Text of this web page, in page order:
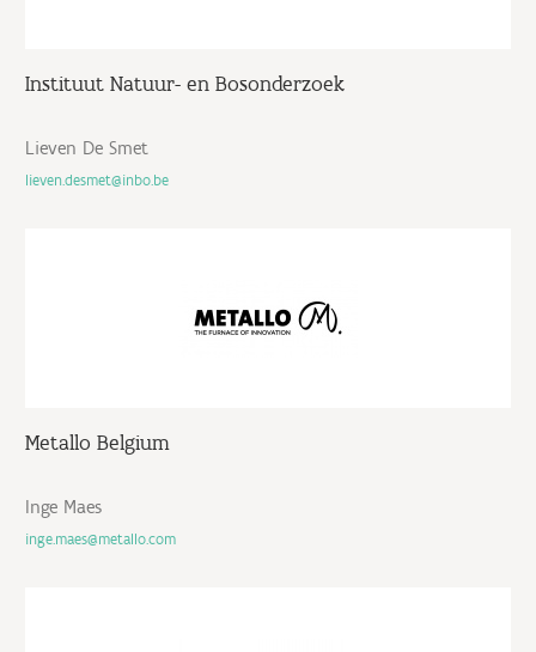
Instituut Natuur- en Bosonderzoek
Lieven De Smet
lieven.desmet@inbo.be
Metallo Belgium
Inge Maes
inge.maes@metallo.com